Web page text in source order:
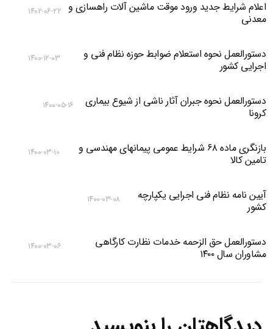
اعلام شرایط جدید ورود موقت ماشین آلات راهسازی و
معدنی
۱۴۰۲-۰۶-۲۲
دستورالعمل نحوه استعلام ضوابط حوزه نظام فنی و
اجرایی کشور
۱۴۰۰-۱۲-۰۳
دستورالعمل نحوه جبران آثار ناشی از شیوع بیماری
کرونا
۱۴۰۰-۰۵-۱۶
بازنگری ماده ۶۸ شرایط عمومی پیمانهای مهندسی و
تامین کالا
۱۴۰۰-۰۳-۱۰
آیین نامه نظام فنی اجرایی یکپارچه
کشور
۱۴۰۰-۰۳-۰۸
دستورالعمل حق الزحمه خدمات نظارت کارگاهی
مشاوران سال ۱۴۰۰
۱۴۰۰-۰۳-۰۶